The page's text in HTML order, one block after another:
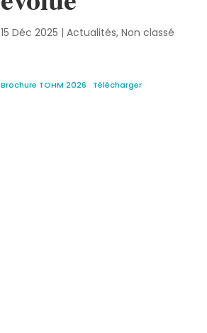
15 Déc 2025 |Actualités,Non classé
Brochure TOHM 2026 Télécharger